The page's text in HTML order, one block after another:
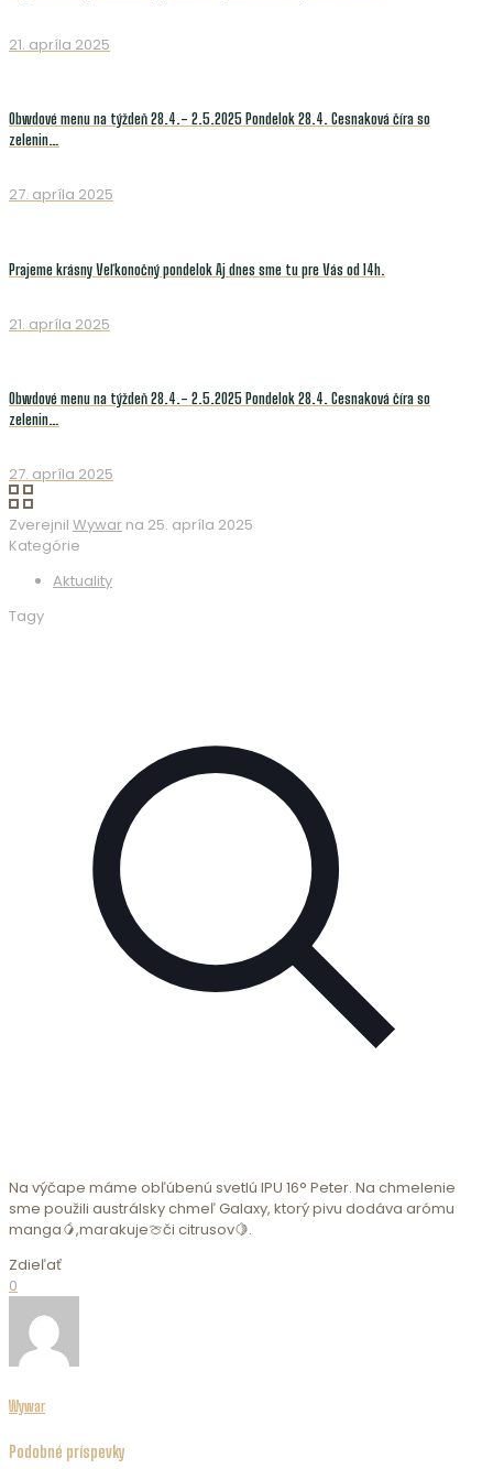
21. apríla 2025
Obwdové menu na týždeň 28.4.- 2.5.2025 Pondelok 28.4. Cesnaková číra so
zelenin…
27. apríla 2025
Prajeme krásny Veľkonočný pondelok Aj dnes sme tu pre Vás od 14h.
21. apríla 2025
Obwdové menu na týždeň 28.4.- 2.5.2025 Pondelok 28.4. Cesnaková číra so
zelenin…
27. apríla 2025
Zverejnil Wywar na 25. apríla 2025
Kategórie
Aktuality
Tagy
Na výčape máme obľúbenú svetlú IPU 16° Peter. Na chmelenie
sme použili austrálsky chmeľ Galaxy, ktorý pivu dodáva arómu
manga🥭,marakuje🍈či citrusov🍋.
Zdieľať
0
Wywar
Podobné príspevky